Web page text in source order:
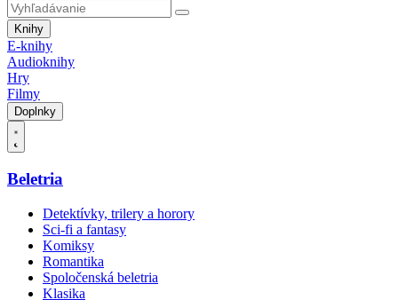
Knihy
E-knihy
Audioknihy
Hry
Filmy
Doplnky
Beletria
Detektívky, trilery a horory
Sci-fi a fantasy
Komiksy
Romantika
Spoločenská beletria
Klasika